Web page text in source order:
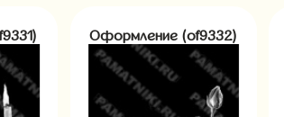
Оформление (of9332)